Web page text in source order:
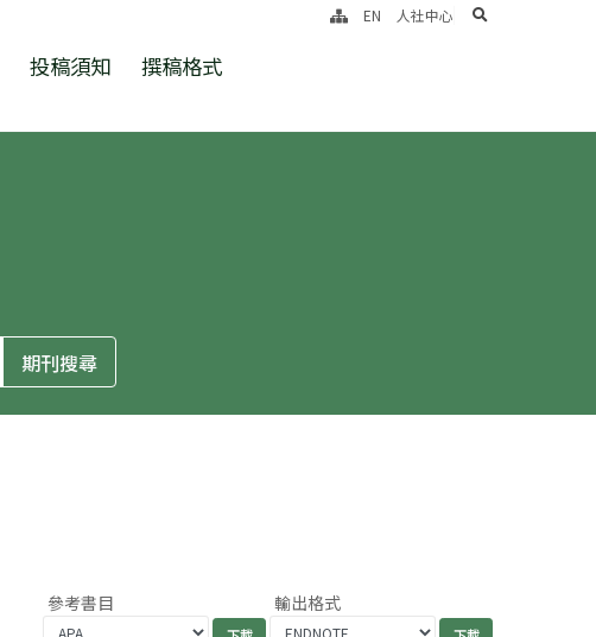
投稿須知 撰稿格式
EN 人社中心 search
參考書目 輸出格式